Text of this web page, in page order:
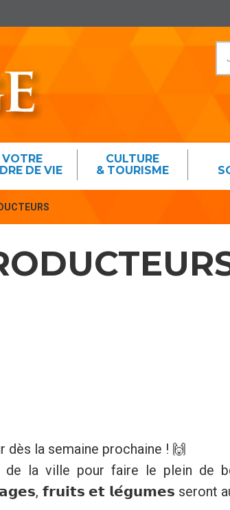
VOTRE
DE VIE
CULTURE
& TOURISME
la semaine prochaine ! 🙌
de la ville pour faire le plein de
𝗳𝗿𝘂𝗶𝘁𝘀 𝗲𝘁 𝗹𝗲́𝗴𝘂𝗺𝗲𝘀 seront